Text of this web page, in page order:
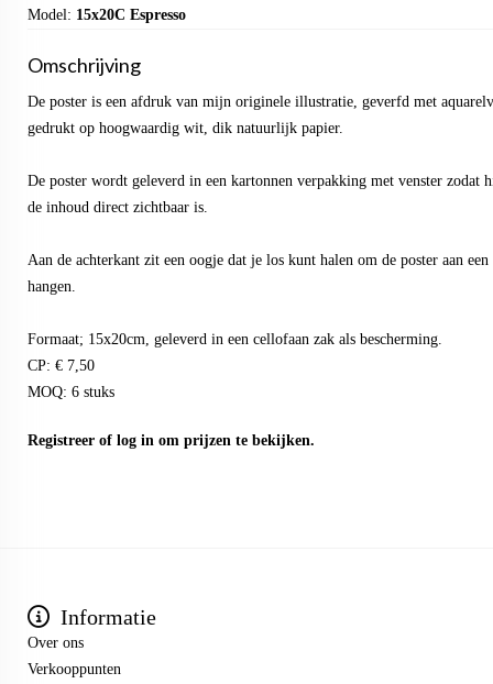
Model: 15x20C Espresso
Omschrijving
De poster is een afdruk van mijn originele illustratie, geverfd met
gedrukt op hoogwaardig wit, dik natuurlijk papier.
De poster wordt geleverd in een kartonnen verpakking met venster
de inhoud direct zichtbaar is.
Aan de achterkant zit een oogje dat je los kunt halen om de poster aan
hangen.
Formaat; 15x20cm, geleverd in een cellofaan zak als bescherming.
CP: € 7,50
MOQ: 6 stuks
Registreer of log in om prijzen te bekijken.
Informatie
Over ons
Verkooppunten